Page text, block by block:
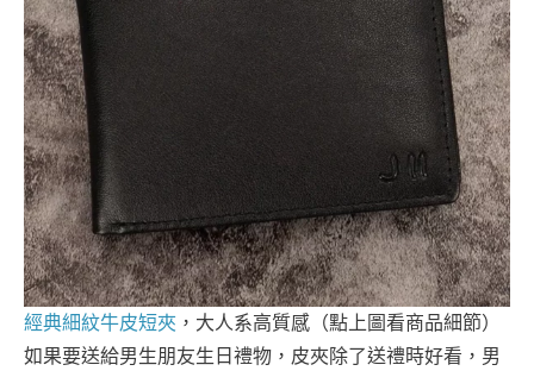
經典細紋牛皮短夾 ，大人系高質感（點上圖看商品細節）
如果要送給男生朋友生日禮物，皮夾除了送禮時好看，男